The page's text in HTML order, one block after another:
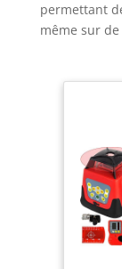
permettant
même sur